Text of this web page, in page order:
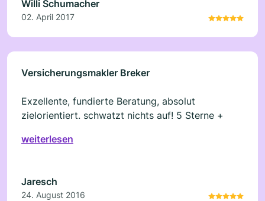
Willi Schumacher
02. April 2017
Versicherungsmakler Breker
Exzellente, fundierte Beratung, absolut
zielorientiert. schwatzt nichts auf! 5 Sterne +
weiterlesen
Jaresch
24. August 2016